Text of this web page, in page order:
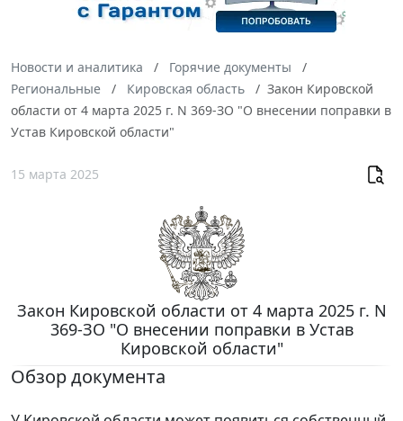
Новости и аналитика
Горячие документы
Региональные
Кировская область
Закон Кировской
области от 4 марта 2025 г. N 369-ЗО "О внесении поправки в
Устав Кировской области"
15 марта 2025
Закон Кировской области от 4 марта 2025 г. N
369-ЗО "О внесении поправки в Устав
Кировской области"
Обзор документа